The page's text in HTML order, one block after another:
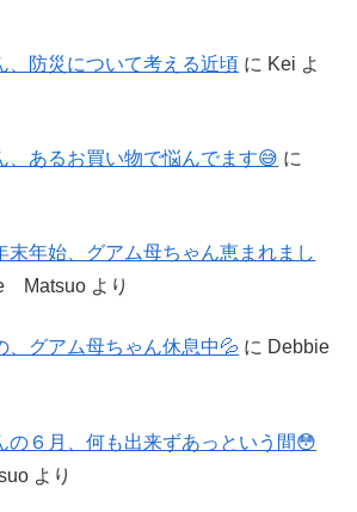
、防災について考える近頃 に Kei よ
、あるお買い物で悩んでます😅 に
末年始、グアム母ちゃん恵まれまし
Matsuo より
、グアム母ちゃん休息中💦 に Debbie
の６月、何も出来ずあっという間😳
より